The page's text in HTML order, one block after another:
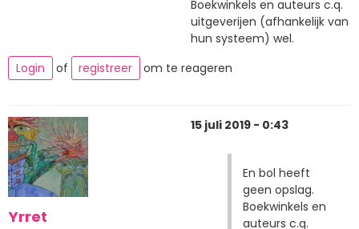
Boekwinkels en auteurs c.q.
uitgeverijen (afhankelijk van
hun systeem) wel.
Login
of registreer om te reageren
Yrret
15 juli 2019 - 0:43
En bol heeft
geen opslag.
Boekwinkels en
auteurs c.q.